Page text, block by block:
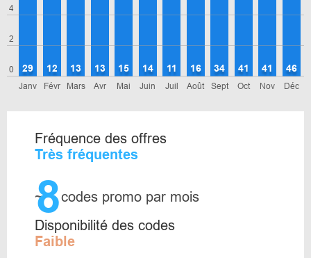
0
2
4
Janv
29
Févr
12
Mars
13
Avr
13
Mai
15
Juin
14
Juil
11
Août
16
Sept
34
Oct
41
Nov
41
Déc
46
Fréquence des offres
Très fréquentes
~
8codes promo par mois
Disponibilité des codes
Faible